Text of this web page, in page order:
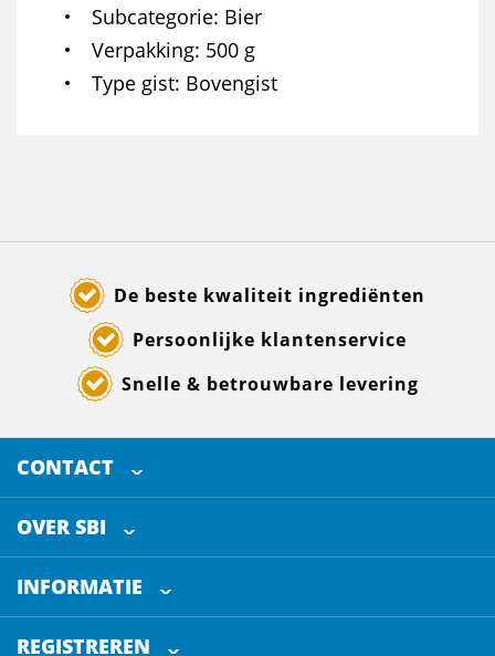
Subcategorie Bier
Verpakking 500 g
Type gist Bovengist
De beste kwaliteit ingrediënten
Persoonlijke klantenservice
Snelle & betrouwbare levering
CONTACT
SELECTED BREWING INGREDIENTS
Doornhoek 3880
5465 TBVeghel
The Netherlands
OVER SBI
Over ons
Werken bij
INFORMATIE
Klantenservice
REGISTREREN